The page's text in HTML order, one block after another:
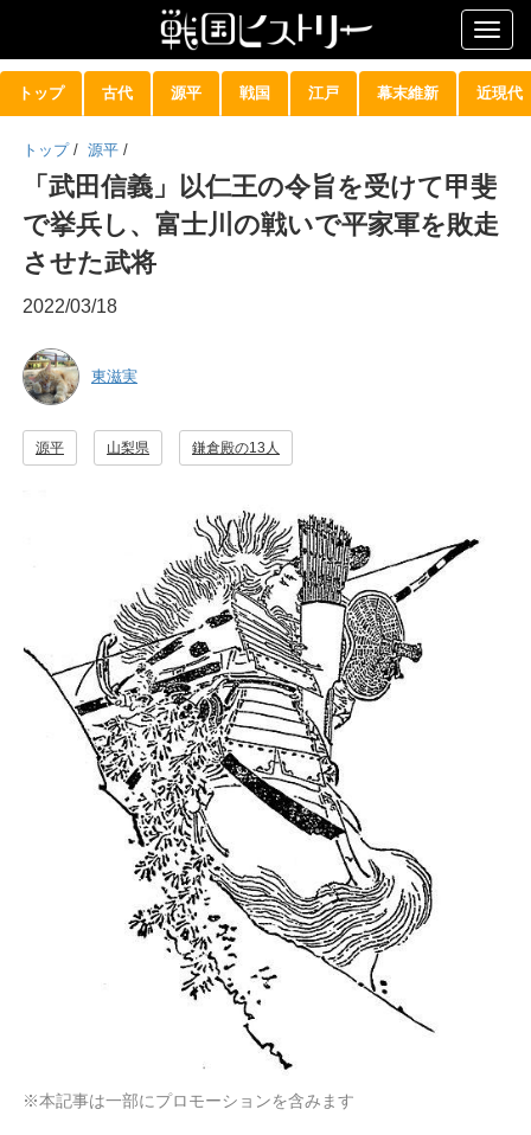
トップ 古代 源平 戦国 江戸 幕末維新 近現代
トップ / 源平 /
「武田信義」以仁王の令旨を受けて甲斐
で挙兵し、富士川の戦いで平家軍を敗走
させた武将
2022/03/18
東滋実
源平 山梨県 鎌倉殿の13人
※本記事は一部にプロモーションを含みます